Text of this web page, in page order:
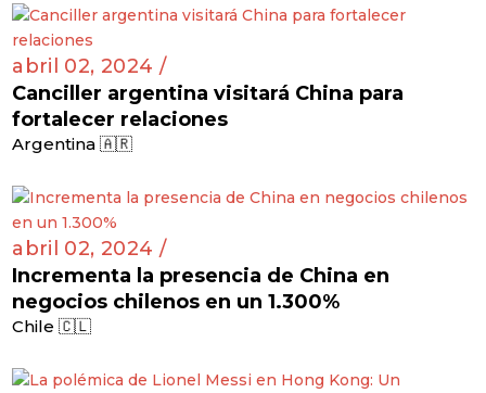
abril 02, 2024 /
Canciller argentina visitará China para
fortalecer relaciones
Argentina 🇦🇷
abril 02, 2024 /
Incrementa la presencia de China en
negocios chilenos en un 1.300%
Chile 🇨🇱